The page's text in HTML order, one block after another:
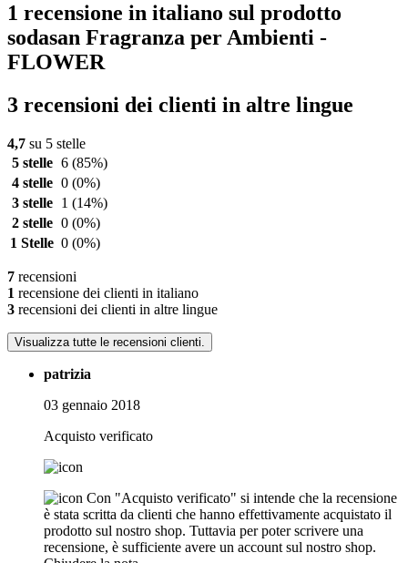
1 recensione in italiano sul prodotto
sodasan Fragranza per Ambienti -
FLOWER
3 recensioni dei clienti in altre lingue
4,7 su 5 stelle
5 stelle 6 (85%)
4 stelle 0 (0%)
3 stelle
1 (14%)
2 stelle 0 (0%)
1 Stelle 0 (0%)
7 recensioni
1 recensione dei clienti in italiano
3 recensioni dei clienti in altre lingue
Visualizza tutte le recensioni clienti.
patrizia
03 gennaio 2018
Acquisto verificato
Con "Acquisto verificato" si intende che la recensione
è stata scritta da clienti che hanno effettivamente acquistato il
prodotto sul nostro shop. Tuttavia per poter scrivere una
recensione, è sufficiente avere un account sul nostro shop.